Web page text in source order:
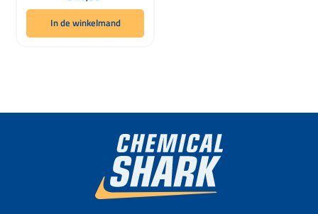
In de winkelmand